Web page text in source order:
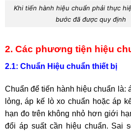
Khi tiến hành hiệu chuẩn phải thực
bước đã được quy định
2. Các phương tiện hiệu
2.1: Chuẩn Hiệu chuẩn thiết bị
Chuẩn để tiến hành hiệu chuẩn là:
lỏng, áp kế lò xo chuẩn hoặc áp
hạn đo trên không nhỏ hơn giới
đổi áp suất cần hiệu chuẩn. Sai